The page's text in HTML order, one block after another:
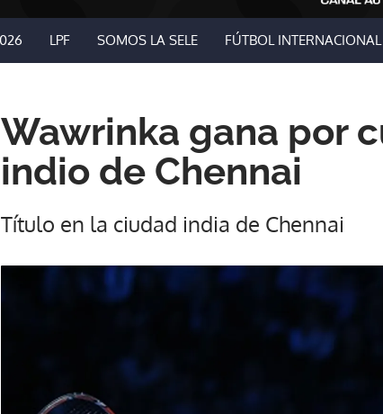
LPF SOMOS LA SELE FÚTBOL INTERNACIONAL
Wawrinka gana por
indio de Chennai
Título en la ciudad india de Chennai